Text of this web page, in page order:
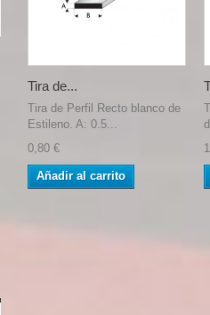
Tira de...
Tira de Perfil Recto blanco de
Estileno. A: 0.5...
0,80 €
Añadir al carrito